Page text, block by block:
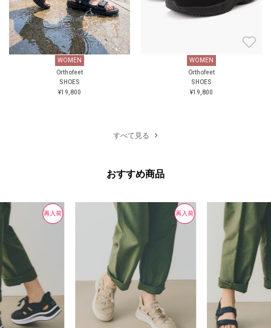
WOMEN
Orthofeet
SHOES
¥19,800
WOMEN
Orthofeet
SHOES
¥19,800
すべて見る
再入荷 WOMEN
Orthofeet
SHOES
WOMEN
Orthofeet
SHOES
¥19,800
おすすめ商品
再入荷 再入荷